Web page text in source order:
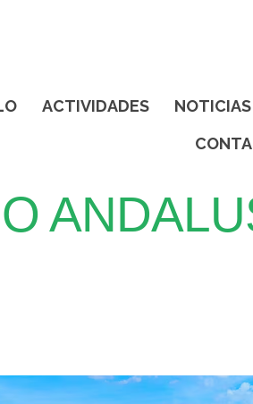
ACTIVIDADES NOTICIAS